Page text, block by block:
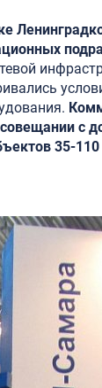
с
35-110